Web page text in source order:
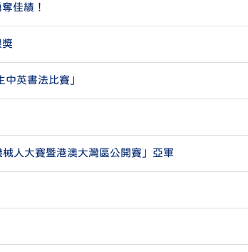
佳績！
英書法比賽」
人大賽暨港澳大灣區公開賽」亞軍